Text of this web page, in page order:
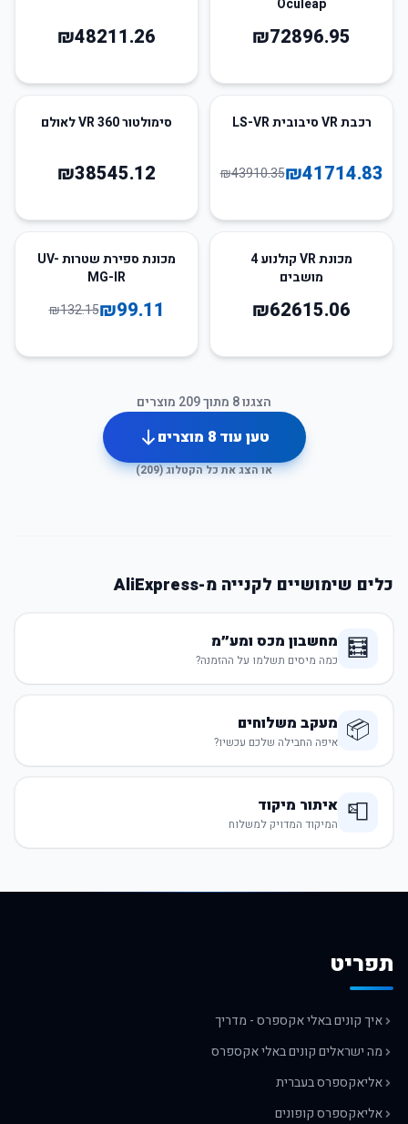
Oculeap
₪72896.95
₪48211.26
5%רכבת VR סיבובית LS-VR
₪41714.83
₪43910.35
סימולטור VR 360 לאולם
₪38545.12
מכונת VR קולנוע 4
מושבים
₪62615.06
25
מכונת ספירת שטרות UV-
MG-IR
₪99.11
₪132.15
הצגנו8 מתוך209 מוצרים
טען עוד8 מוצרים
או הצג את כל הקטלוג (209
)
כלים שימושיים לקנייה מ-AliExpress
🧮 מחשבון מכס ומע״מ
כמה מיסים תשלמו על ההזמנה?
📦 מעקב משלוחים
איפה החבילה שלכם עכשיו?
📮 איתור מיקוד
המיקוד המדויק למשלוח
תפריט
איך קונים באלי אקספרס - מדריך
מה ישראלים קונים באלי אקספרס
אליאקספרס בעברית
אליאקספרס קופונים